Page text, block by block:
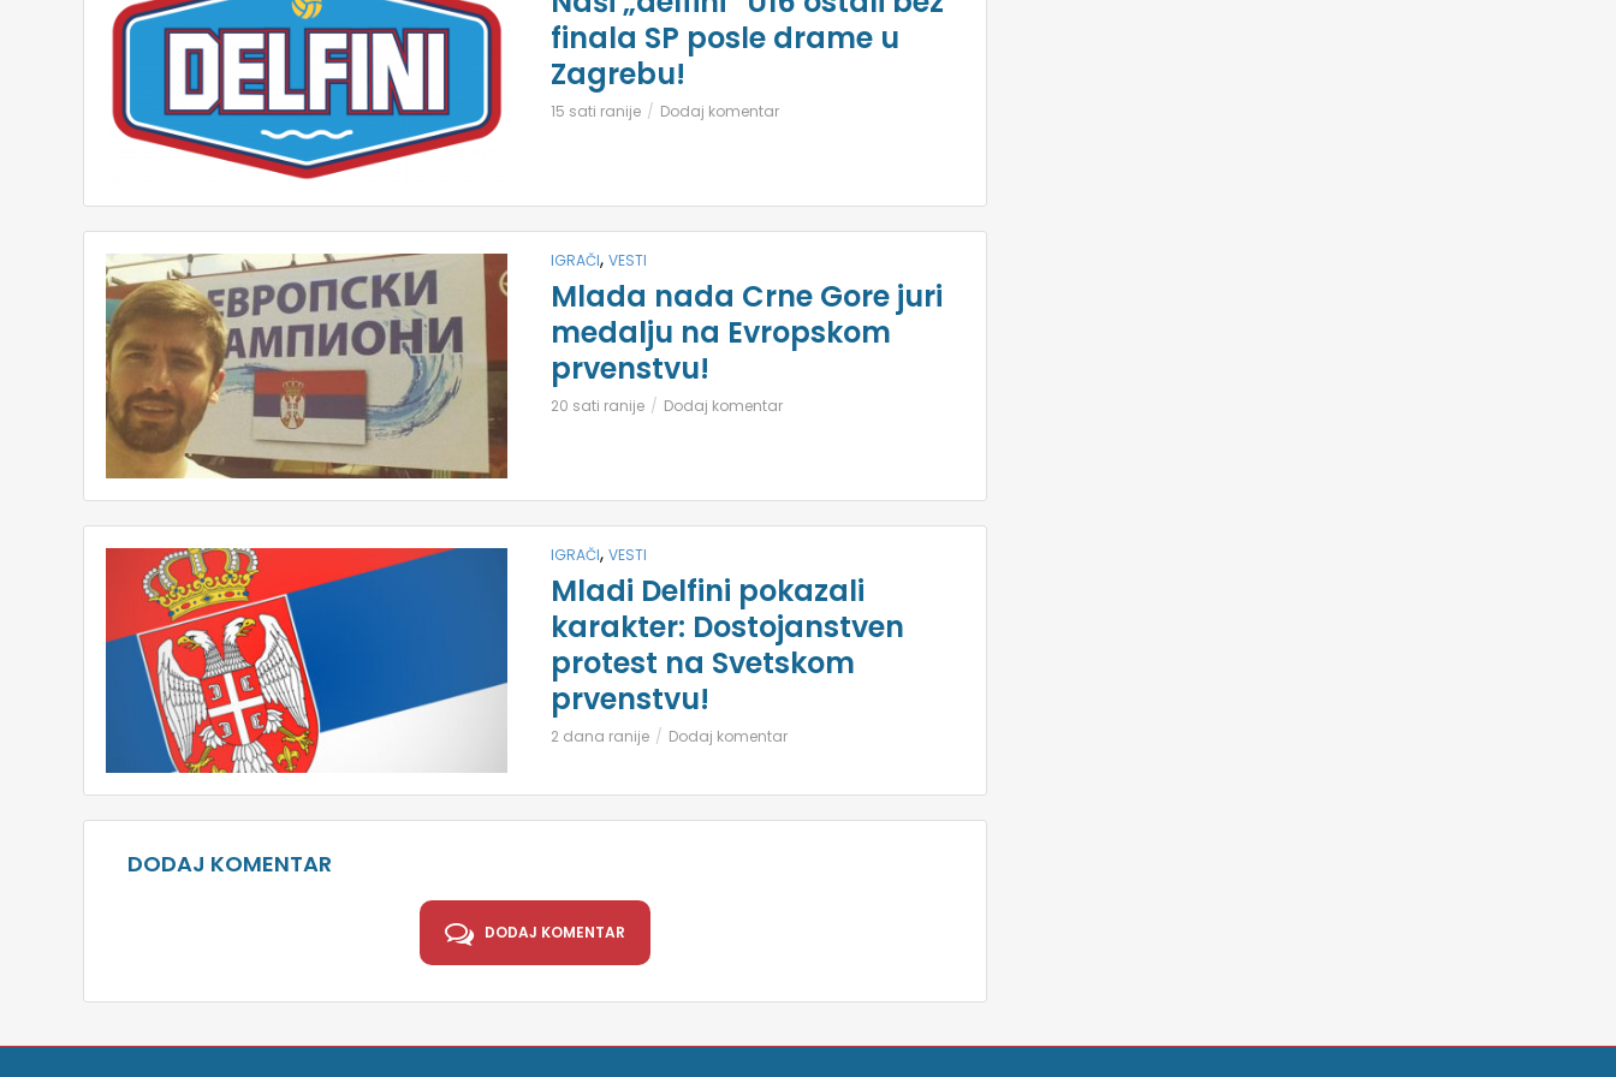
finala SP posle drame u
Zagrebu!
15 sati ranije Dodaj komentar
IGRAČI, VESTI
Mlada nada Crne Gore juri
medalju na Evropskom
prvenstvu!
20 sati ranije Dodaj komentar
IGRAČI, VESTI
Mladi Delfini pokazali
karakter: Dostojanstven
protest na Svetskom
prvenstvu!
2 dana ranije Dodaj komentar
DODAJ KOMENTAR
DODAJ KOMENTAR